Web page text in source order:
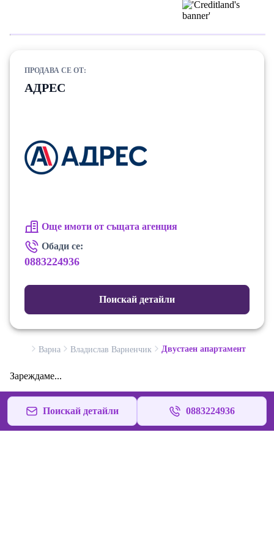
ПРОДАВА СЕ ОТ:
АДРЕС
Още имоти от същата агенция
Обади се:
0883224936
Поискай детайли
Варна Владислав Варненчик Двустаен апартамент
Зареждаме...
Поискай детайли 0883224936